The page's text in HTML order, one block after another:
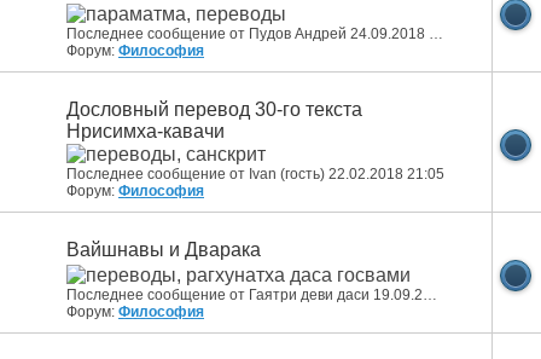
Форум: Философия
Дословный перевод 30-го текста
Нрисимха-кавачи
Последнее сообщение от Ivan (гость) 22.02.2018 21:05
Форум: Философия
Вайшнавы и Дварака
Последнее сообщение от Гаятри деви даси 19.09.2019
Форум: Философия